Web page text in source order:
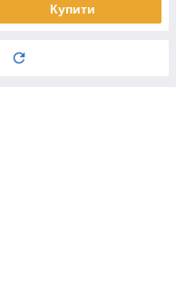
Купити